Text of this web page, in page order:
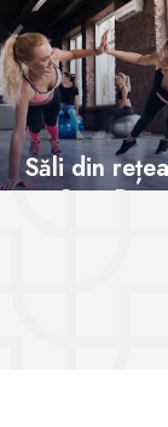
Săli din
SanoPass